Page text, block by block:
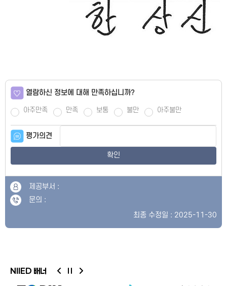
열람하신 정보에 대해 만족하십니까?
아주만족 만족 보통 불만 아주불만
평가의견
확인
제공부서 :
문의 :
최종 수정일 : 2025-11-30
NIIED 배너